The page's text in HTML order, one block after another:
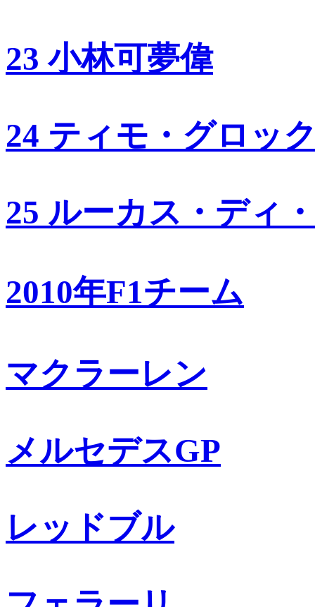
23 小林可夢偉
24 ティモ・グロッ
25 ルーカス・ディ
2010年F1チーム
マクラーレン
メルセデスGP
レッドブル